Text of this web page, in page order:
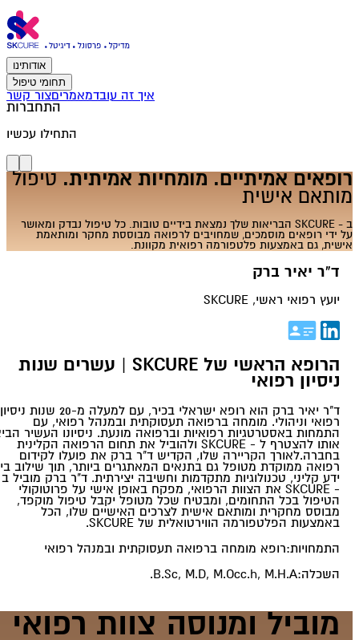
אודותינו
תחומי טיפול
איך זה עובדמאמריםצור קשר
התחברות
התחילו עכשיו
רופאים אמיתיים. מומחיות אמיתית. טיפול
מותאם אישית
ב - SKCURE הבריאות שלך נמצאת בידיים טובות. כל טיפול נבדק ומאושר
על ידי רופאים מוסמכים, שמחויבים לרפואה מבוססת מחקר ומותאמת
אישית, גם באמצעות פלטפורמה רפואית מקוונת.
ד"ר יאיר ברק
יועץ רפואי ראשי, SKCURE
הרופא הראשי של SKCURE | עשרים שנות
ניסיון רפואי
ד"ר יאיר ברק הוא רופא ישראלי בכיר, עם למעלה מ-20 שנות ניסיון
רפואי וניהולי. מומחה ברפואה תעסוקתית ובמנהל רפואי, עם
התמחות באסטרטגיות רפואיות וברפואה מונעת. ניסיונו העשיר
אותו להצטרף ל - SKCURE ולהוביל את תחום הרפואה הקלינית
בחברה.לאורך הקריירה שלו, הקדיש ד"ר ברק את פועלו לקידום
רפואה ממוקדת מטופל גם בתנאים המאתגרים ביותר, תוך שילוב
ידע קליני, טכנולוגיות מתקדמות וחשיבה יצירתית. ד"ר ברק מוביל ב
- SKCURE את הצוות הרפואי, מפקח באופן אישי על פרוטוקולי
הטיפול בכל התחומים, ומבטיח שכל מטופל יקבל טיפול מוקפד,
מבוסס מחקרית ומותאם אישית לצרכים האישיים שלו, הכל
באמצעות הפלטפורמה הווירטואלית של SKCURE.
התמחויות:רופא מומחה ברפואה תעסוקתית ובמנהל רפואי
השכלה:B.Sc, M.D, M.Occ.h, M.H.A.
מוביל ומנוסה צוות רפואי